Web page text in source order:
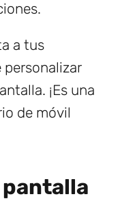
a tus
¡Es una
de móvil
pantalla